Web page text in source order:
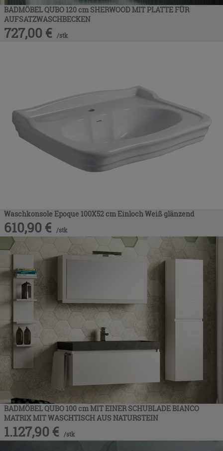
BADMÖBEL QUBO 120 cm SHERWOOD MIT PLATTE FÜR
AUFSATZWASCHBECKEN
727,00 € /stk
Waschkonsole Epoque 100X52 cm Einloch Weiß glänzend
610,90 € /stk
BADMÖBEL QUBO 100 cm MIT EINER SCHUBLADE BIANCO
MATRIX MIT WASCHTISCH AUS NATURSTEIN
1.127,90 € /stk